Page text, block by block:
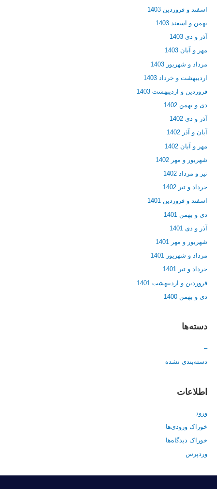
اسفند و فروردین 1403
بهمن و اسفند 1403
آذر و دی 1403
مهر و آبان 1403
مرداد و شهریور 1403
اردیبهشت و خرداد 1403
فروردین و اردیبهشت 1403
دی و بهمن 1402
آذر و دی 1402
آبان و آذر 1402
مهر و آبان 1402
شهریور و مهر 1402
تیر و مرداد 1402
خرداد و تیر 1402
اسفند و فروردین 1401
دی و بهمن 1401
آذر و دی 1401
شهریور و مهر 1401
مرداد و شهریور 1401
خرداد و تیر 1401
فروردین و اردیبهشت 1401
دی و بهمن 1400
دسته‌ها
–
دسته‌بندی نشده
اطلاعات
ورود
خوراک ورودی‌ها
خوراک دیدگاه‌ها
وردپرس